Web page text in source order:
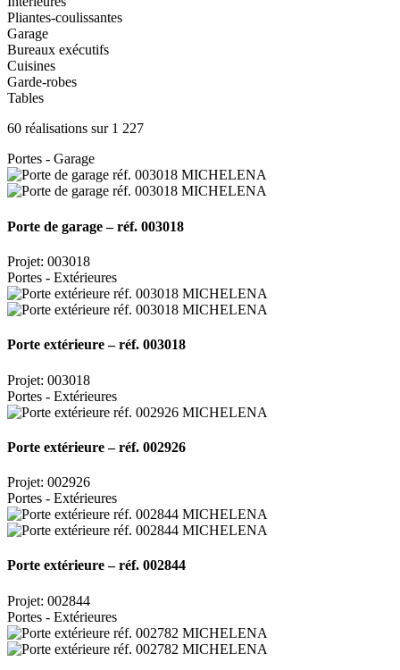
Pliantes-coulissantes
Garage
Bureaux exécutifs
Cuisines
Garde-robes
Tables
60 réalisations sur 1 227
Portes - Garage
Porte de garage – réf. 003018
Projet: 003018
Portes - Extérieures
Porte extérieure – réf. 003018
Projet: 003018
Portes - Extérieures
Porte extérieure – réf. 002926
Projet: 002926
Portes - Extérieures
Porte extérieure – réf. 002844
Projet: 002844
Portes - Extérieures